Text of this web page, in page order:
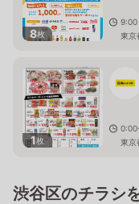
8枚
9:00
東京
1枚
0:00
東京
渋谷区のチラシ